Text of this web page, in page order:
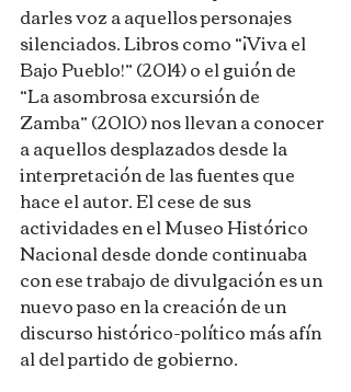
darles voz a aquellos personajes
silenciados. Libros como “¡Viva el
Bajo Pueblo!” (2014) o el guión de
“La asombrosa excursión de
Zamba” (2010) nos llevan a conocer
a aquellos desplazados desde la
interpretación de las fuentes que
hace el autor. El cese de sus
actividades en el Museo Histórico
Nacional desde donde continuaba
con ese trabajo de divulgación es un
nuevo paso en la creación de un
discurso histórico-político más afín
al del partido de gobierno.